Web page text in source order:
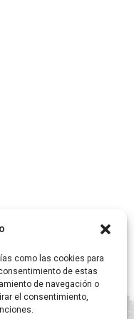
como las cookies para
de estas
de navegación o
el consentimiento,